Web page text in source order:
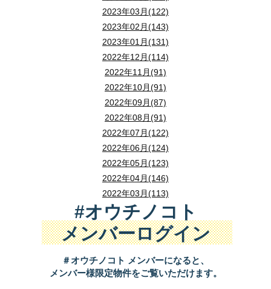
2023年03月(122)
2023年02月(143)
2023年01月(131)
2022年12月(114)
2022年11月(91)
2022年10月(91)
2022年09月(87)
2022年08月(91)
2022年07月(122)
2022年06月(124)
2022年05月(123)
2022年04月(146)
2022年03月(113)
台座が小さい物や重心が高い物は、転倒防止用の粘着
アクリルスタンド
台座と本体の差し込みを確認し、棚の前縁から離して
比較的軽くても、高い位置から大量に落ちると視界や
缶バッジ・キーホルダー
壁面ボードは、ボード本体とフックの両方を確認しま
額縁・ポスター
照明を利用する場合は、タイマーや遠隔操作の動作を
玄関・窓・勝手口の侵入対策を確認する
戸建ての留守防犯では、玄関だけでなく、すべての開
鍵の閉まり方に違和感がないか、ドアや枠に傷みがな
窓・小窓・バルコニーに面した窓
掃き出し窓だけでなく、洗面室や浴室の小窓、バルコ
庭・物置・屋外設備
脚立、自転車、収納用品などが窓へ近づく足場になっ
地域チェックでは建物と周辺インフラを分けて
災害後の復旧速度は、住宅単体の性能だけでなく、道
自治体の災害情報を確認する
想定される浸水、土砂災害、地震などの情報を確認し
現地で水の流れと道路状況を見る
敷地と道路、隣接地との高低差や排水設備の位置を現
避難と在宅継続の両方を考える
災害時に自宅へ留まれるとは限らないため、在宅避難
狭山不動産エリアで見られやすい検討条件
仕様、操作性、手入れ、配置
玄関動線、駐車、境界、排水
音、交通量、視線、明るさ
最初に家族の生活動線と譲れない条件を整理し、次に
狭山不動産エリアで見られやすい検討条件
狭山不動産で住まい探しをご相談いただく際には、
狭山市・所沢市・入間市周辺でも、想定する災害や
ただし、条件は物件ごとに異なるため、具体的な検
新築戸建・注文住宅で考えたい備蓄収納
新築戸建や注文住宅では、収納量だけでなく、普段使
寝室は、暗い時間帯に地震が発生したり、眠っていて反
ベッドや布団を背の高い家具の正面に置かない
枕元に重い額縁、鏡、時計を設置しない
家具が倒れても寝室のドアを塞がないようにする
収納物がベッド側へ飛び出さないか確認する
足元に割れ物や避難を妨げる物を置かない
懐中電灯と底の厚い履物を手の届く場所へ備える
狭い寝室で家具との距離を確保できない場合は、ベッド
就寝位置に加え、家具が転倒した後もドアまで移動できるか確認し
地震で家具を倒さないための固定方法
副菜・汁物・間食で不足しやすい要素を補う
野菜ジュース、乾燥野菜、海藻、フリーズドライの汁
菓子や飲み慣れた飲料は、エネルギー補給だけでなく
水は84Lを基準に、用途を分けて考える
飲料と調理用を合わせて1人1日3Lとすると、4人家族
この量にはトイレや清掃に使う生活用水は含まれませ
熱源と調理器具がなければ食べられない食品もある
米、乾麺、カップ麺、レトルト食品を備える場合は、
1週間分の備蓄例を品目別に比較
この表では、必要量の目安、役割、確認したい点、保
大勢が一斉に出口へ向かうと、転倒や混雑につながる
車を運転している場合
急ハンドルや急ブレーキを避け、周囲を確認しながら
揺れが収まった直後に確認すること
揺れが収まった後は、けが人、火元、出口、足元、建
自分と家族の出血や打撲を確認し、可
揺れが収まってから安全を確かめ、使
出口の確保：周囲を確認して玄関や窓を開け、避難
足元の保護：ガラス片などに備え、底の厚い履物を使
情報収集：自治体、気象情報、放送など信頼できる
建物周辺の確認：傾き、大きな損傷、火災、塀や電
戸建てでは、既存便器用の携帯トイレを基本にしつつ
この表では、携帯トイレ、組み立て式簡易トイレ、水
検討しやすい点
既存便器用の携帯トイレ 普段の便座を使いやすく
組み立て式の簡易トイレ 便器が使えない場所にも
水を使って流す方法 排水設備が使える場合は
最初に、既存便器が安全に使えるかと家族の利用方法
窓の方向を敷地の余白に合わせる
隣地との間に空間が生まれる方向へ窓を設けると、採
内と外の動線を一体で考える
玄関、駐車場、庭、物干し、勝手口などを別々に考え
変形地の特徴別に間取りの考え方を比較
この表では、敷地形状ごとに、建物配置、間取りの工
検討しやすい工夫
台形に近い土地 建物を整った形にし、斜め
三角形に近い土地 広い側に建物を寄せ、角を
#オウチノコト
メンバーログイン
＃オウチノコト メンバーになると、
メンバー様限定物件をご覧いただけます。